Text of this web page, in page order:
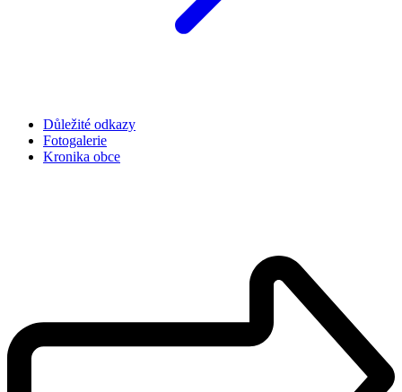
Důležité odkazy
Fotogalerie
Kronika obce